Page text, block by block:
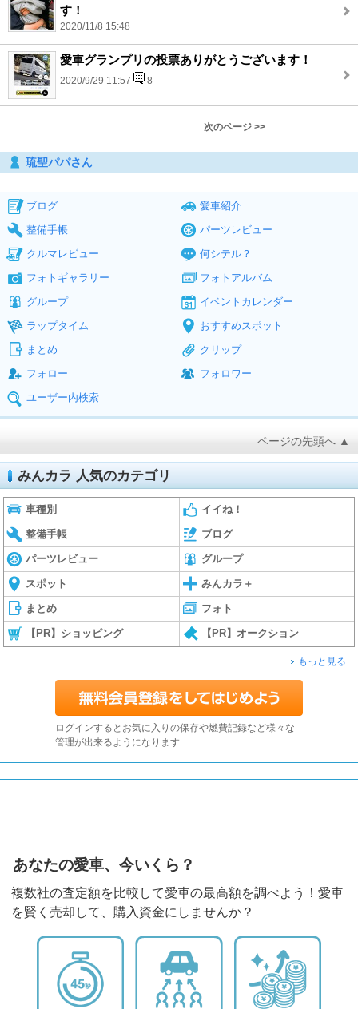
す！
2020/11/8 15:48
愛車グランプリの投票ありがとうございます！
2020/9/29 11:57 8
次のページ >>
琉聖パパさん
ブログ
愛車紹介
整備手帳
パーツレビュー
クルマレビュー
何シテル？
フォトギャラリー
フォトアルバム
グループ
イベントカレンダー
ラップタイム
おすすめスポット
まとめ
クリップ
フォロー
フォロワー
ユーザー内検索
ページの先頭へ ▲
みんカラ 人気のカテゴリ
車種別 イイね！
整備手帳 ブログ
パーツレビュー グループ
スポット みんカラ＋
まとめ フォト
【PR】ショッピング 【PR】オークション
もっと見る
ログインするとお気に入りの保存や燃費記録など様々な
管理が出来るようになります
あなたの愛車、今いくら？
複数社の査定額を比較して愛車の最高額を調べよう！愛車
を賢く売却して、購入資金にしませんか？